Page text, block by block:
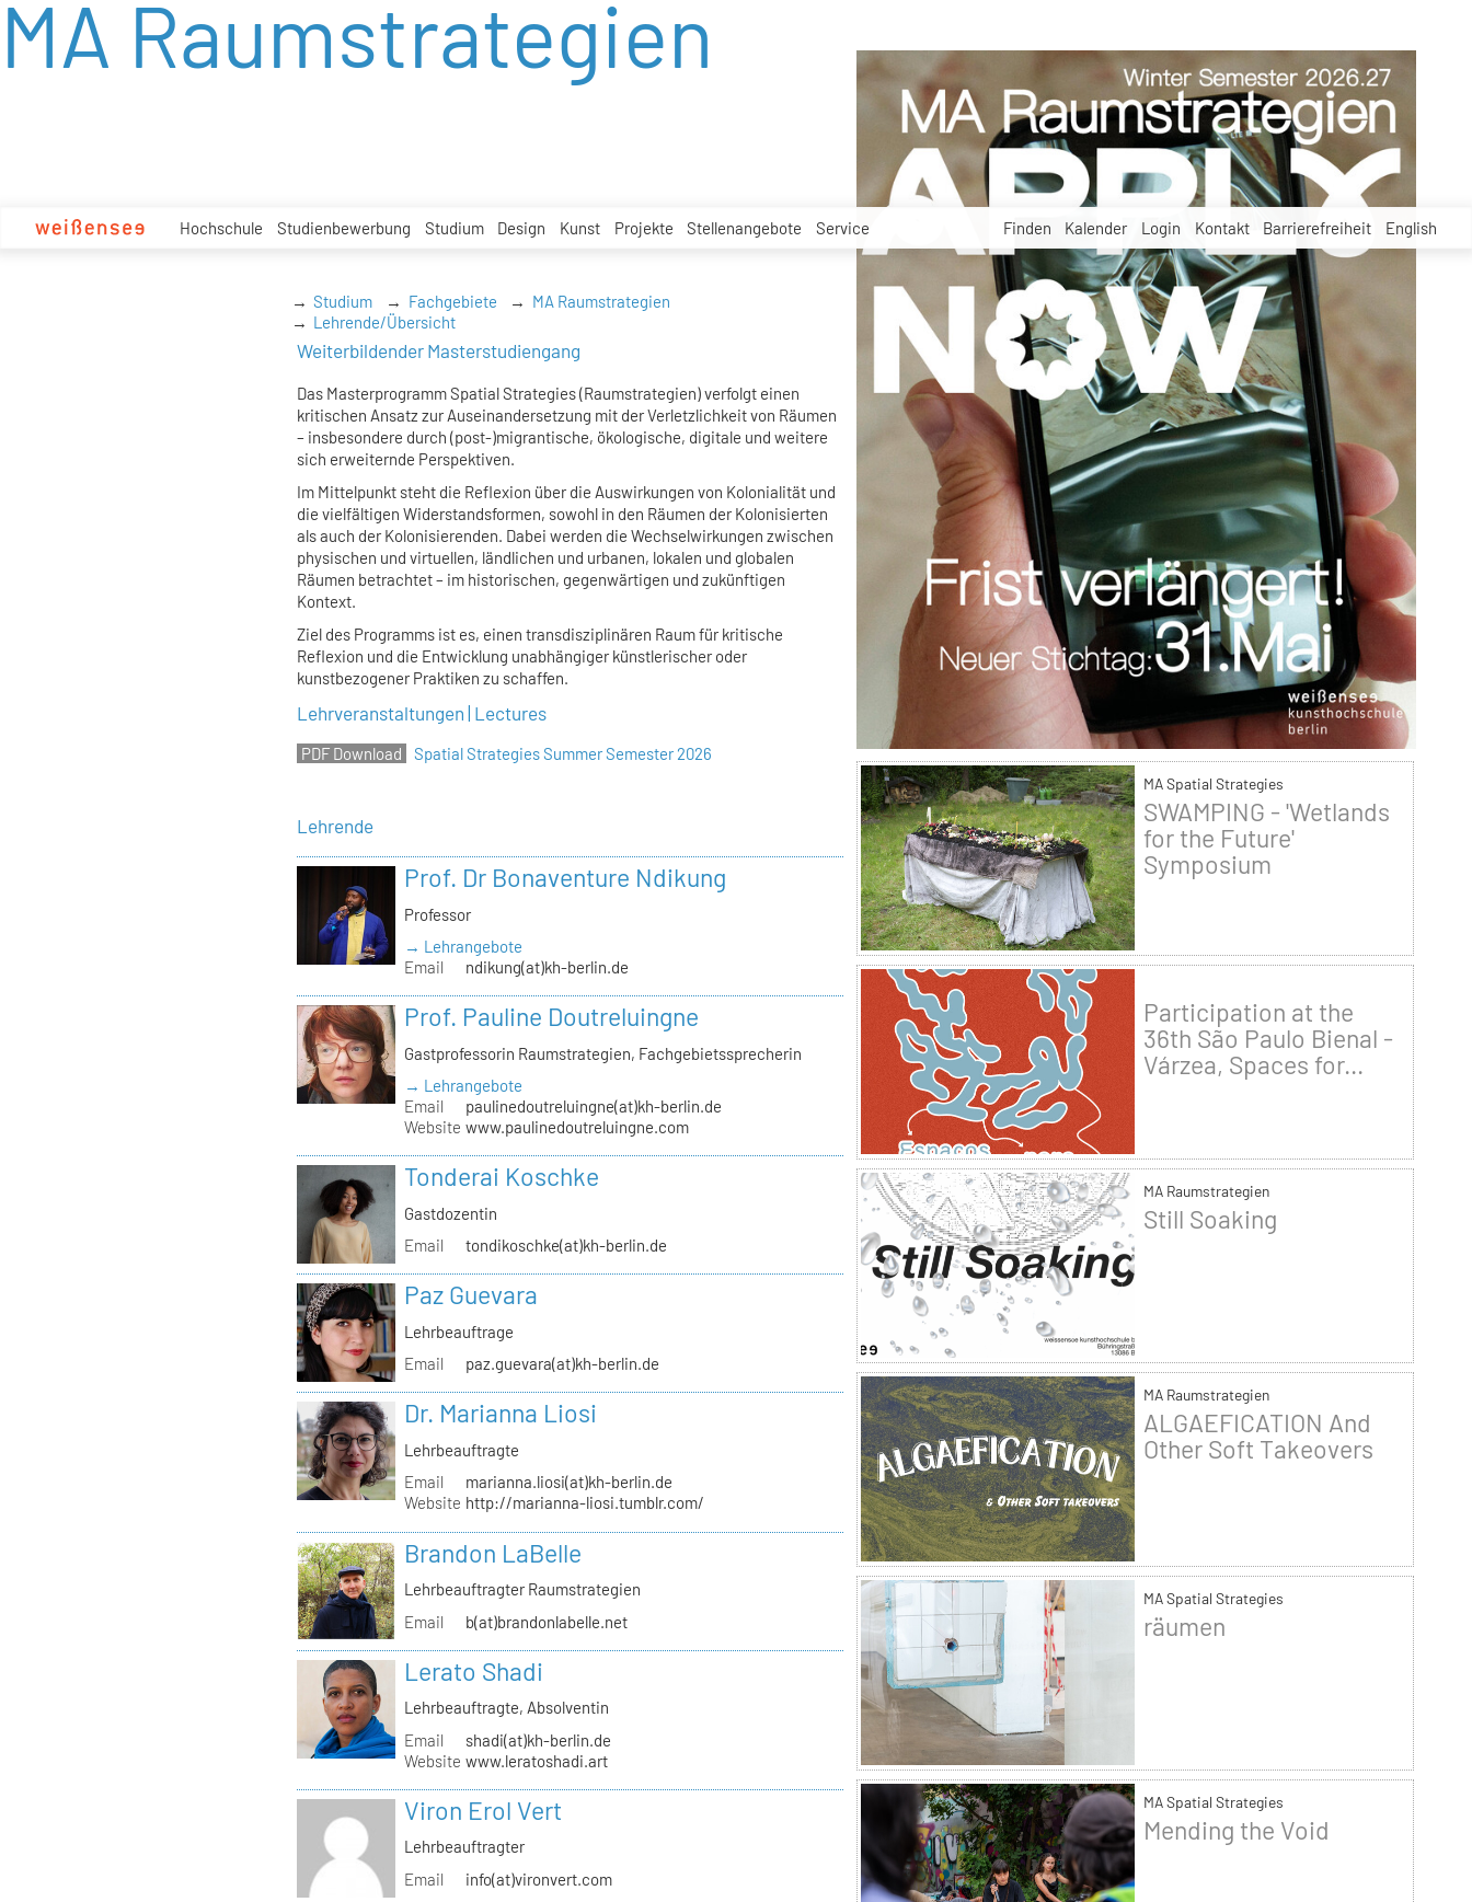
zum
Inhalt
Hochschule Studienbewerbung Studium Design Kunst Projekte Stellenangebote Service Finden Kalender Login Kontakt Barrierefreiheit English
MA Raumstrategien
Studium Fachgebiete
MA Raumstrategien
Lehrende/Übersicht
Weiterbildender Masterstudiengang
Das Masterprogramm Spatial Strategies (Raumstrategien) verfolgt einen
kritischen Ansatz zur Auseinandersetzung mit der Verletzlichkeit von Räumen
– insbesondere durch (post-)migrantische, ökologische, digitale und weitere
sich erweiternde Perspektiven.
Im Mittelpunkt steht die Reflexion über die Auswirkungen von Kolonialität und
die vielfältigen Widerstandsformen, sowohl in den Räumen der Kolonisierten
als auch der Kolonisierenden. Dabei werden die Wechselwirkungen zwischen
physischen und virtuellen, ländlichen und urbanen, lokalen und globalen
Räumen betrachtet – im historischen, gegenwärtigen und zukünftigen
Kontext.
Ziel des Programms ist es, einen transdisziplinären Raum für kritische
Reflexion und die Entwicklung unabhängiger künstlerischer oder
kunstbezogener Praktiken zu schaffen.
Lehrveranstaltungen | Lectures
Spatial Strategies Summer Semester 2026
Lehrende
Prof. Dr Bonaventure Ndikung
Professor
→ Lehrangebote
Email
ndikung(at)kh-berlin.de
Prof. Pauline Doutreluingne
Gastprofessorin Raumstrategien, Fachgebietssprecherin
→ Lehrangebote
Email
paulinedoutreluingne(at)kh-berlin.de
Website www.paulinedoutreluingne.com
Tonderai Koschke
Gastdozentin
Email
tondikoschke(at)kh-berlin.de
Paz Guevara
Lehrbeauftrage
Email
paz.guevara(at)kh-berlin.de
Dr. Marianna Liosi
Lehrbeauftragte
Email
marianna.liosi(at)kh-berlin.de
Website http://marianna-liosi.tumblr.com/
Brandon LaBelle
Lehrbeauftragter Raumstrategien
Email
b(at)brandonlabelle.net
Lerato Shadi
Lehrbeauftragte, Absolventin
Email
shadi(at)kh-berlin.de
Website www.leratoshadi.art
Viron Erol Vert
Lehrbeauftragter
Email
info(at)vironvert.com
MA Spatial Strategies
SWAMPING - 'Wetlands
for the Future'
Symposium
Participation at the
36th São Paulo Bienal -
Várzea, Spaces for...
MA Raumstrategien
Still Soaking
MA Raumstrategien
ALGAEFICATION And
Other Soft Takeovers
MA Spatial Strategies
räumen
MA Spatial Strategies
Mending the Void